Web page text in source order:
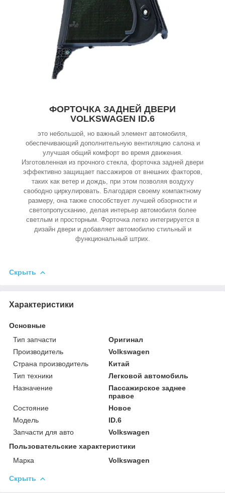
ФОРТОЧКА ЗАДНЕЙ ДВЕРИ
VOLKSWAGEN ID.6
это небольшой, но важный элемент автомобиля,
обеспечивающий дополнительную вентиляцию салона и
улучшая общий комфорт во время движения.
Изготовленная из прочного стекла, форточка задней двери
эффективно защищает пассажиров от внешних факторов,
таких как ветер и дождь, при этом позволяя воздуху
свободно циркулировать. Благодаря своему компактному
размеру, она также способствует лучшей обзорности и
светопропусканию, делая интерьер автомобиля более
светлым и просторным. Форточка легко интегрируется в
дизайн двери и добавляет автомобилю стильный и
функциональный штрих.
Скрыть
Характеристики
Основные
Тип запчасти
Оригинал
Производитель
Volkswagen
Страна производитель
Китай
Тип техники
Легковой автомобиль
Назначение
Пассажирское заднее
правое
Состояние
Новое
Модель
ID.6
Запчасти для авто
Volkswagen
Пользовательские характеристики
Марка
Volkswagen
Скрыть